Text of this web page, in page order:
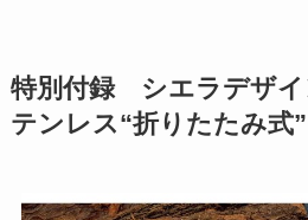
特別付録 シエラデザイ
テンレス“折りたたみ式